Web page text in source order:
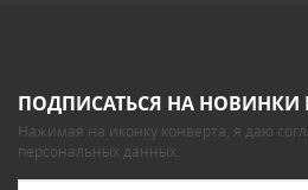
ПОДПИСАТЬСЯ НА НОВИНКИ
Нажимая на иконку конверта, я даю
персональных данных.